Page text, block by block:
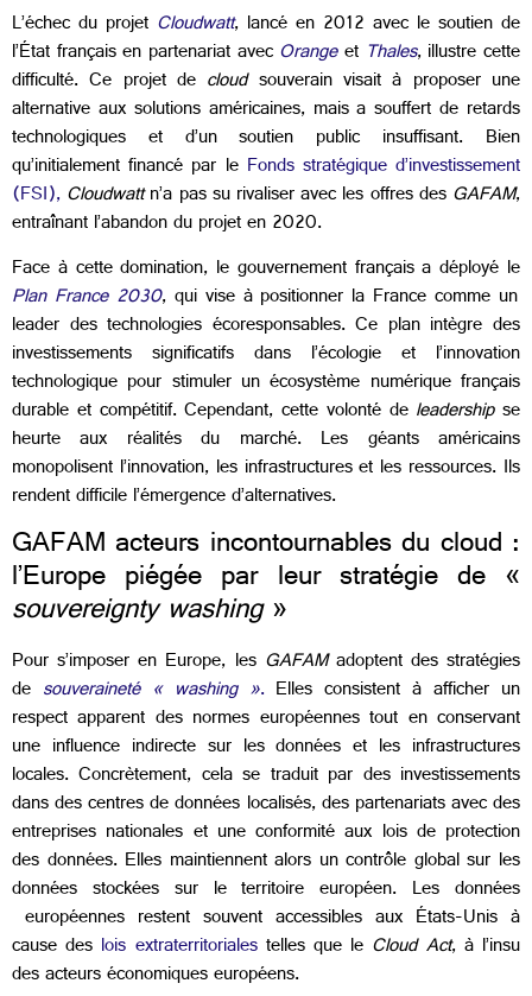
L’échec du projet Cloudwatt, lancé en 2012 avec le soutien de
l’État français en partenariat avec Orangeet Thales, illustre cette
difficulté. Ce projet de cloudsouverain visait à proposer une
alternative aux solutions américaines, mais a souffert de retards
technologiques et d’un soutien public insuffisant. Bien
qu’initialement financé par leFonds stratégique d’investissement
(FSI), Cloudwattn’a pas su rivaliser avec les offres desGAFAM,
entraînant l’abandon du projet en 2020.
Face à cette domination, le gouvernement français a déployé le
Plan France 2030, qui vise à positionner la France comme un
leader des technologies écoresponsables. Ce plan intègre des
investissements significatifs dans l’écologie et l’innovation
technologique pour stimuler un écosystème numérique français
durable et compétitif. Cependant, cette volonté de leadershipse
heurte aux réalités du marché. Les géants américains
monopolisent l’innovation, les infrastructures et les ressources. Ils
rendent difficile l’émergence d’alternatives.
GAFAM acteurs incontournables du cloud :
l’Europe piégée par leur stratégie de «
souvereignty washing»
Pour s’imposer en Europe, les GAFAMadoptent des stratégies
de souveraineté « washing ». Elles consistent à afficher un
respect apparent des normes européennes tout en conservant
une influence indirecte sur les données et les infrastructures
locales. Concrètement, cela se traduit par des investissements
dans des centres de données localisés, des partenariats avec des
entreprises nationales et une conformité aux lois de protection
des données. Elles maintiennent alors un contrôle global sur les
données stockées sur le territoire européen. Les données
européennes restent souvent accessibles aux États-Unis à
cause des lois extraterritoriales telles que le Cloud Act, à l’insu
des acteurs économiques européens.